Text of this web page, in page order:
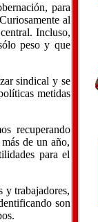
para
al
Incluso,
peso y que
sindical y se
metidas
recuperando
de un año,
para el
y trabajadores,
son